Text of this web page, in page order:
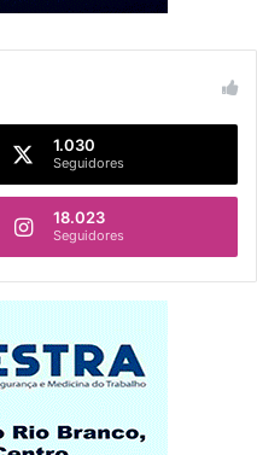
1.030
Seguidores
18.023
Seguidores